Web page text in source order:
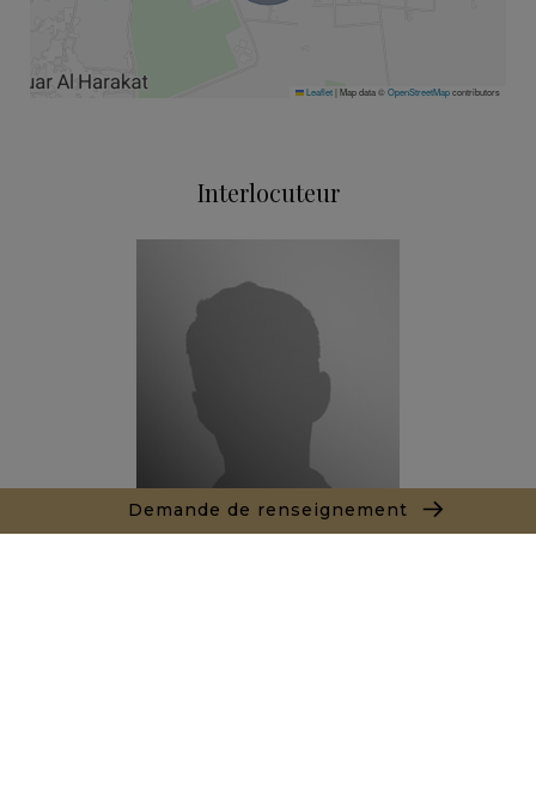
Demande de renseignement
Leaflet| Map data ©OpenStreetMapcontributors
Interlocuteur